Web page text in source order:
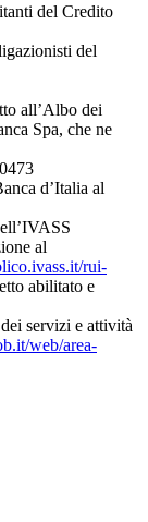
del Credito
del
all’Albo dei
Spa, che ne
d’Italia al
al
rui-
abilitato e
servizi e attività
web/area-